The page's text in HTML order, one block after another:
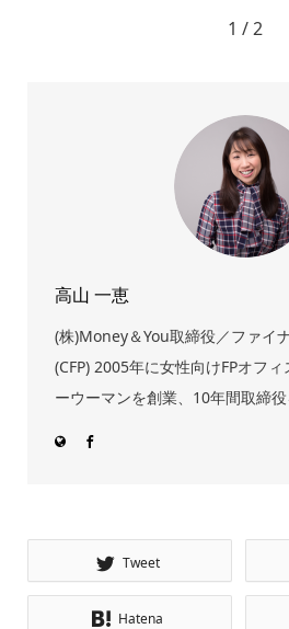
1 / 2
高山 一恵
(株)Money＆You取締役／ファイ
(CFP) 2005年に女性向けFPオフ
ーウーマンを創業、10年間取締
Tweet
Hatena